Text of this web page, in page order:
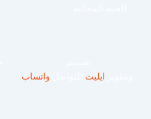
للتواصل واتساب